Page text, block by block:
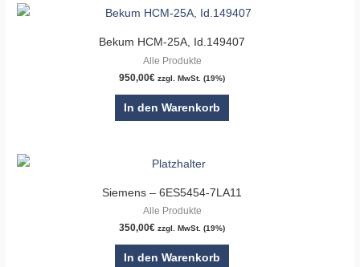
Bekum HCM-25A, Id.149407
Alle Produkte
950,00€ zzgl. MwSt. (19%)
In den Warenkorb
Siemens – 6ES5454-7LA11
Alle Produkte
350,00€ zzgl. MwSt. (19%)
In den Warenkorb